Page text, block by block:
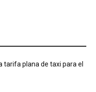
tarifa plana de taxi para el